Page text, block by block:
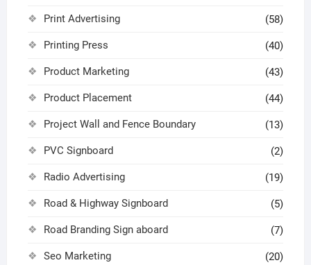
Print Advertising (58)
Printing Press (40)
Product Marketing (43)
Product Placement (44)
Project Wall and Fence Boundary (13)
PVC Signboard (2)
Radio Advertising (19)
Road & Highway Signboard (5)
Road Branding Sign aboard (7)
Seo Marketing (20)